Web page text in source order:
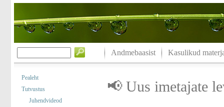
Andmebaasist Kasulikud
Pealeht
Tutvustus
Juhendvideod
📢 Uus imetajate